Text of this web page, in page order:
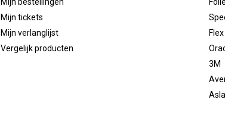
Mijn bestellingen
Mijn tickets
Mijn verlanglijst
Vergelijk producten
Folie
3M